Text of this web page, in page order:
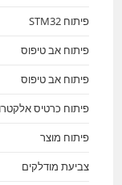
פיתוח STM32
פיתוח אב טיפוס
פיתוח אב טיפוס
פיתוח כרטיס
פיתוח מוצר
צביעת מודלקים